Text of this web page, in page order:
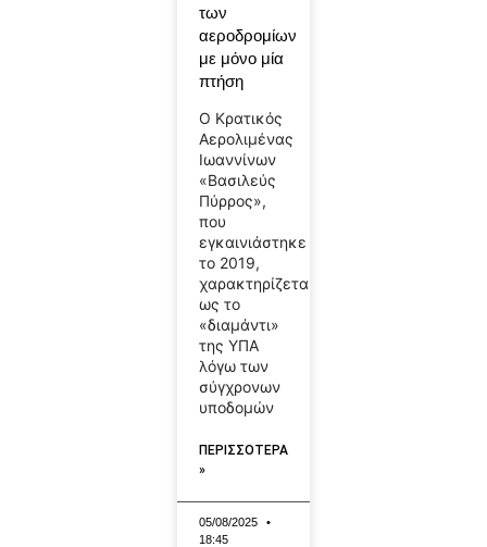
των
αεροδρομίων
με μόνο μία
πτήση
Ο Κρατικός
Αερολιμένας
Ιωαννίνων
«Βασιλεύς
Πύρρος»,
που
εγκαινιάστηκε
το 2019,
χαρακτηρίζεται
ως το
«διαμάντι»
της ΥΠΑ
λόγω των
σύγχρονων
υποδομών
ΠΕΡΙΣΣΟΤΕΡΑ
»
05/08/2025
18:45